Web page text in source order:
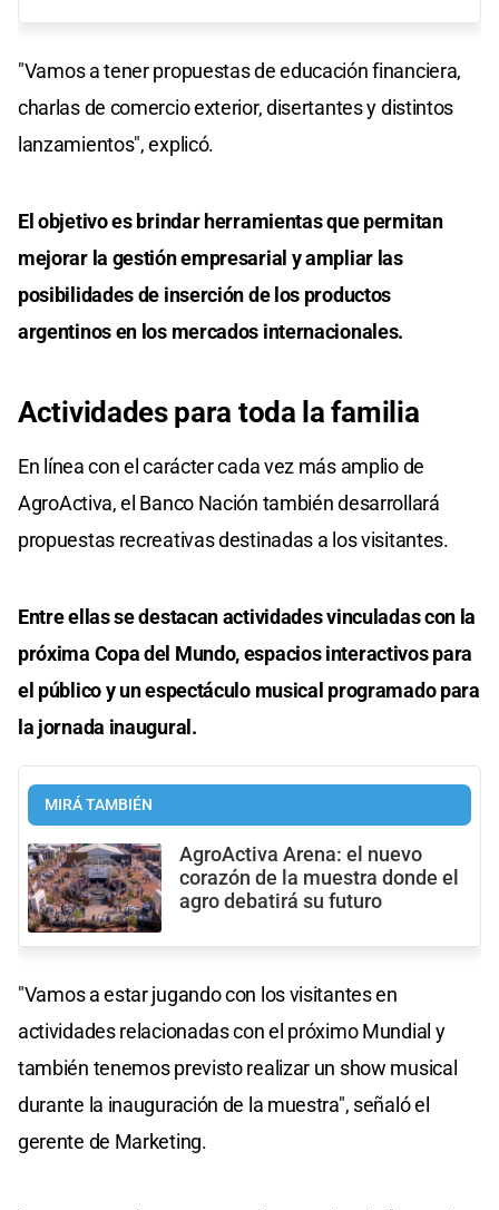
"Vamos a tener propuestas de educación financiera,
charlas de comercio exterior, disertantes y distintos
lanzamientos", explicó.
El objetivo es brindar herramientas que permitan
mejorar la gestión empresarial y ampliar las
posibilidades de inserción de los productos
argentinos en los mercados internacionales.
Actividades para toda la familia
En línea con el carácter cada vez más amplio de
AgroActiva, el Banco Nación también desarrollará
propuestas recreativas destinadas a los visitantes.
Entre ellas se destacan actividades vinculadas con la
próxima Copa del Mundo, espacios interactivos para
el público y un espectáculo musical programado para
la jornada inaugural.
MIRÁ TAMBIÉN
AgroActiva Arena: el nuevo
corazón de la muestra donde el
agro debatirá su futuro
"Vamos a estar jugando con los visitantes en
actividades relacionadas con el próximo Mundial y
también tenemos previsto realizar un show musical
durante la inauguración de la muestra", señaló el
gerente de Marketing.